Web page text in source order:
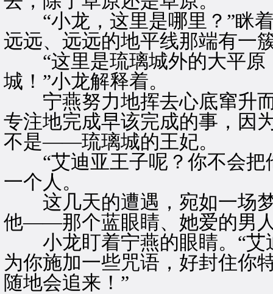
“小龙，这里是哪里？”眯着
远远、远远的地平线那端有一
“这里是琉璃城外的大平原
城！”小龙解释着。
宁燕努力地挥去心底窜升而
专注地完成早该完成的事，因
不是——琉璃城的王妃。
“艾迪亚王子呢？你不会把
一个人。
这几天的遭遇，宛如一场梦
他——那个蓝眼睛、她爱的男
小龙盯着宁燕的眼睛。“艾
为你施加一些咒语，好封住你
随地会追来！”